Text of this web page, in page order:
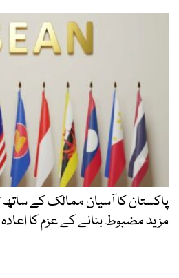
پاکستان کا آسیان ممالک کے ساتھ
مزید مضبوط بنانے کے عزم کا اعادہ